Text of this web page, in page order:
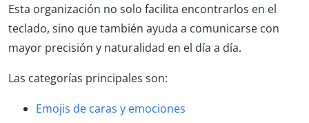
Esta organización no solo facilita encontrarlos en el
teclado, sino que también ayuda a comunicarse con
mayor precisión y naturalidad en el día a día.
Las categorías principales son:
Emojis de caras y emociones